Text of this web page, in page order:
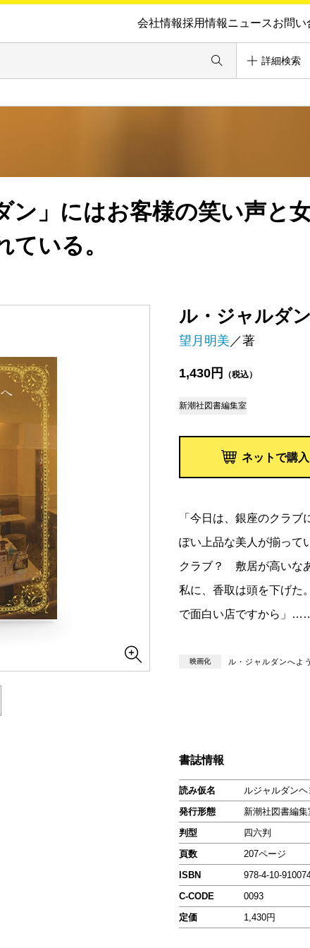
会社情報採用情報ニュースお問い
詳細検索
ル・ジャルダ
望月明美 ／著
1,430円 （税込）
新潮社図書編集室
ネットで購入
ン」にはお客様の笑い声と
いる。
「今日は、銀座のクラ
ぽい上品な美人が揃って
クラブ？ 敷居が高いな
私に、香取は頭を下げた
で面白い店ですから」
映画化 ル・ジャルダンへよ
書誌情報
読み仮名
ルジャルダン
発行形態
新潮社図書編集
判型
四六判
頁数
207ページ
ISBN
978-4-10-
C-CODE
0093
定価
1,430円